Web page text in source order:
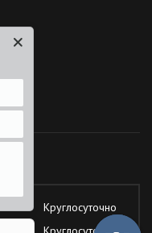
Круглосуточно